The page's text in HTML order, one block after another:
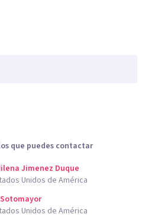
que puedes contactar
Jimenez Duque
Unidos de América
Unidos de América